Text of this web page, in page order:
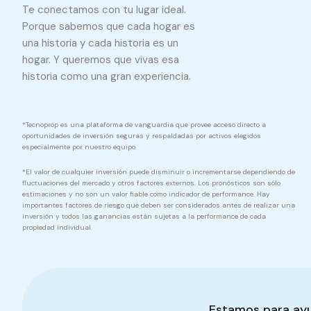
Te conectamos con tu lugar ideal.
Porque sabemos que cada hogar es
una historia y cada historia es un
hogar. Y queremos que vivas esa
historia como una gran experiencia.
*Tecnoprop es una plataforma de vanguardia que provee acceso directo a
oportunidades de inversión seguras y respaldadas por activos elegidos
especialmente por nuestro equipo.
*El valor de cualquier inversión puede disminuir o incrementarse dependiendo de
fluctuaciones del mercado y otros factores externos. Los pronósticos son sólo
estimaciones y no son un valor fiable como indicador de performance. Hay
importantes factores de riesgo que deben ser considerados antes de realizar una
inversión y todos las ganancias están sujetas a la performance de cada
propiedad individual.